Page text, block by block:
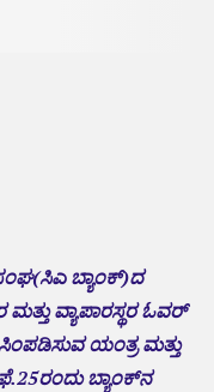
ಸಂಘ(ಸಿಎ ಬ್ಯಾಂಕ್)ದ
ವ್ಯಾಪಾರಸ್ಥರ ಓವರ್
ಯಂತ್ರ ಮತ್ತು
ಬ್ಯಾಂಕ್‌ನ